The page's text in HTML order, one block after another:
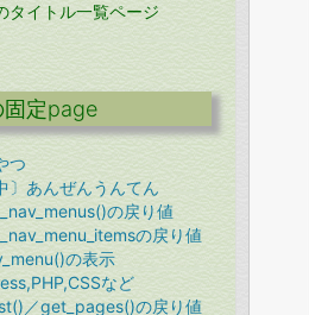
タイトル一覧ページ
固定page
つ
〕あんぜんうんてん
の戻り値
の戻り値
の表示
など
／get_pages()の戻り値